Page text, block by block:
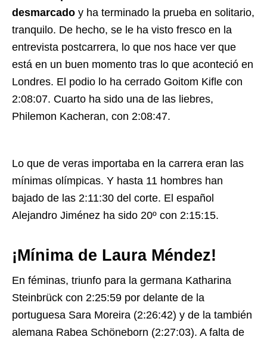
desmarcado y ha terminado la prueba en solitario,
tranquilo. De hecho, se le ha visto fresco en la
entrevista postcarrera, lo que nos hace ver que
está en un buen momento tras lo que aconteció en
Londres. El podio lo ha cerrado Goitom Kifle con
2:08:07. Cuarto ha sido una de las liebres,
Philemon Kacheran, con 2:08:47.
Lo que de veras importaba en la carrera eran las
mínimas olímpicas. Y hasta 11 hombres han
bajado de las 2:11:30 del corte. El español
Alejandro Jiménez ha sido 20º con 2:15:15.
¡Mínima de Laura Méndez!
En féminas, triunfo para la germana Katharina
Steinbrück con 2:25:59 por delante de la
portuguesa Sara Moreira (2:26:42) y de la también
alemana Rabea Schöneborn (2:27:03). A falta de